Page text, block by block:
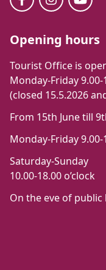
Opening hours
Tourist Office is
Monday-Friday 9.00-
(closed 15.5.2026
From 15th June till
Monday-Friday 9.00-
Saturday-Sunday
10.00-18.00 o’clock
On the eve of public